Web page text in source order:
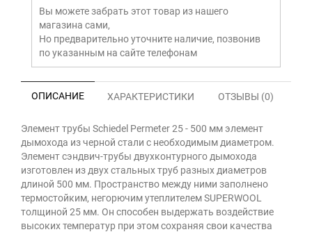
Вы можете забрать этот товар из нашего
магазина сами,
Но предварительно уточните наличие, позвонив
по указанным на сайте телефонам
ОПИСАНИЕ ХАРАКТЕРИСТИКИ ОТЗЫВЫ (0)
Элемент трубы Schiedel Permeter 25 - 500 мм элемент
дымохода из черной стали с необходимым диаметром.
Элемент сэндвич-трубы двухконтурного дымохода
изготовлен из двух стальных труб разных диаметров
длиной 500 мм. Пространство между ними заполнено
термостойким, негорючим утеплителем SUPERWOOL
толщиной 25 мм. Он способен выдержать воздействие
высоких температур при этом сохраняя свои качества